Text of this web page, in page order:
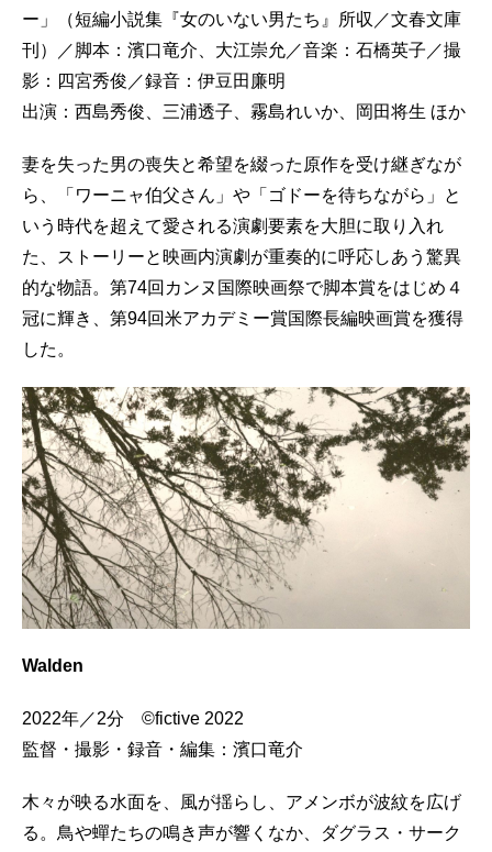
ー」（短編小説集『女のいない男たち』所収／文春文庫
刊）／脚本：濱口竜介、大江崇允／音楽：石橋英子／撮
影：四宮秀俊／録音：伊豆田廉明
出演：西島秀俊、三浦透子、霧島れいか、岡田将生 ほか
妻を失った男の喪失と希望を綴った原作を受け継ぎなが
ら、「ワーニャ伯父さん」や「ゴドーを待ちながら」と
いう時代を超えて愛される演劇要素を大胆に取り入れ
た、ストーリーと映画内演劇が重奏的に呼応しあう驚異
的な物語。第74回カンヌ国際映画祭で脚本賞をはじめ４
冠に輝き、第94回米アカデミー賞国際長編映画賞を獲得
した。
Walden
2022年／2分 ©fictive 2022
監督・撮影・録音・編集：濱口竜介
木々が映る水面を、風が揺らし、アメンボが波紋を広げ
る。鳥や蟬たちの鳴き声が響くなか、ダグラス・サーク